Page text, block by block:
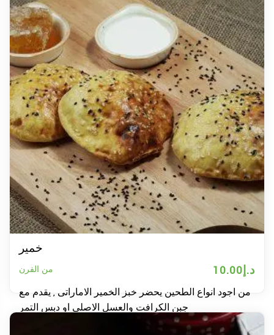
خمير
من الفرن د.إ10.00
من اجود انواع الطحين يحضر خبز الخمير الاماراتى , يقدم مع
جبن الكرافت والعسل الاصلى او دبس التمر